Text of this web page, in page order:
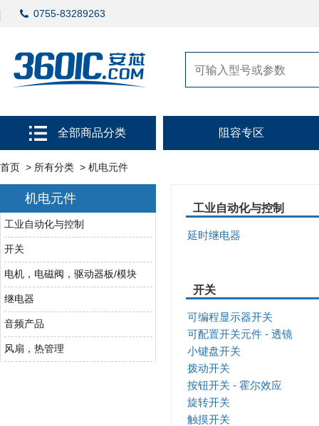
0755-83289263
全部商品分类 阻容专区
首页 > 所有分类 > 机电元件
机电元件
工业自动化与控制
开关
电机，电磁阀，驱动器板/模块
继电器
音频产品
风扇，热管理
工业自动化与控制
延时继电器
开关
可编程显示器开关
可配置开关元件 - 透镜
小键盘开关
拨动开关
按钮开关 - 霍尔效应
旋转开关
触摸开关